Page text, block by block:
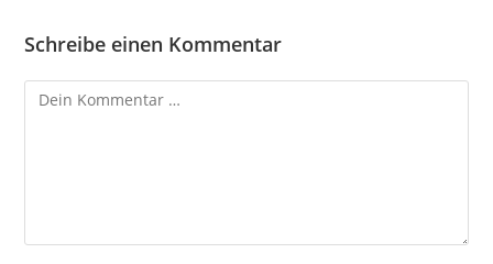
Schreibe einen Kommentar
Kommentar